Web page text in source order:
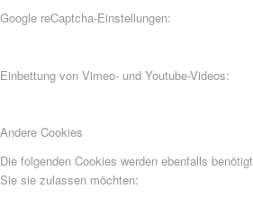
Google reCaptcha-Einstellungen:
Einbettung von Vimeo- und Youtube-Videos:
Andere Cookies
Die folgenden Cookies werden ebenfalls
Sie sie zulassen möchten: